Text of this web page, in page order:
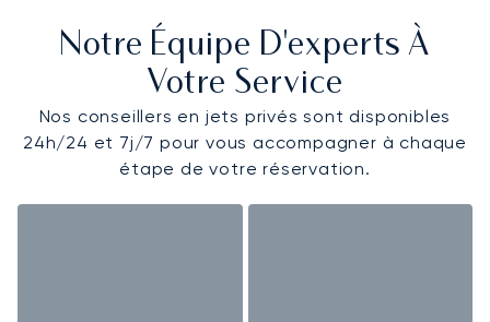
Notre Équipe D'experts À
Votre Service
Nos conseillers en jets privés sont disponibles
24h/24 et 7j/7 pour vous accompagner à chaque
étape de votre réservation.